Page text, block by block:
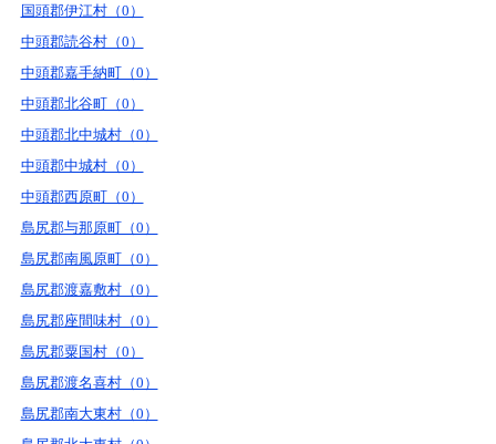
国頭郡伊江村（0）
中頭郡読谷村（0）
中頭郡嘉手納町（0）
中頭郡北谷町（0）
中頭郡北中城村（0）
中頭郡中城村（0）
中頭郡西原町（0）
島尻郡与那原町（0）
島尻郡南風原町（0）
島尻郡渡嘉敷村（0）
島尻郡座間味村（0）
島尻郡粟国村（0）
島尻郡渡名喜村（0）
島尻郡南大東村（0）